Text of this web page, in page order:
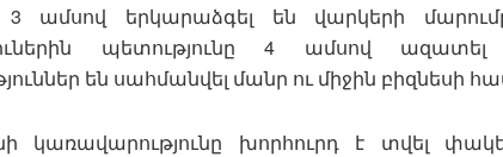
ամսով երկարաձգել են վարկերի
պետությունը 4 ամսով
են սահմանվել մանր ու միջին բիզնեսի
կառավարությունը խորհուրդ է տվել